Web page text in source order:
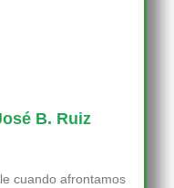
B. Ruiz
cuando afrontamos